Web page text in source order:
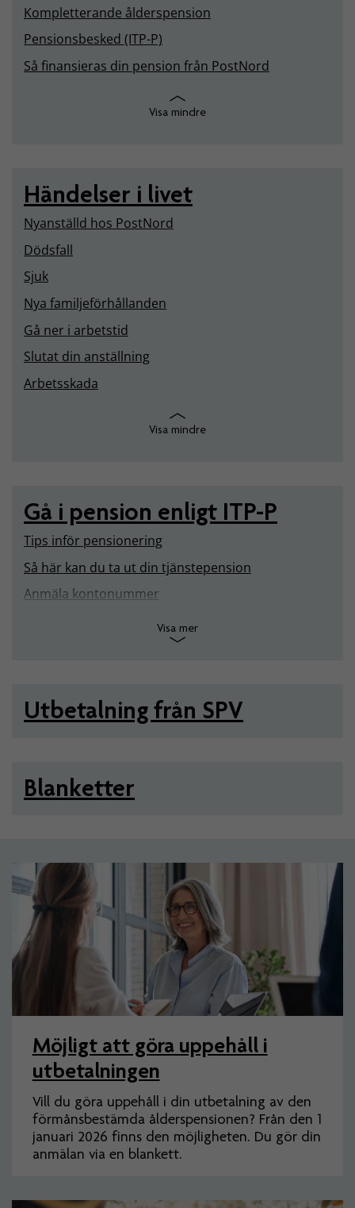
Kompletterande ålderspension
Pensionsbesked (ITP-P)
Så finansieras din pension från PostNord
Visa mindre
Händelser i livet
Nyanställd hos PostNord
Dödsfall
Sjuk
Nya familjeförhållanden
Gå ner i arbetstid
Slutat din anställning
Arbetsskada
Visa mindre
Gå i pension enligt ITP-P
Tips inför pensionering
Så här kan du ta ut din tjänstepension
Anmäla kontonummer
Visa mer
Utbetalning från SPV
Blanketter
Artiklar
Möjligt att göra uppehåll i
utbetalningen
Vill du göra uppehåll i din utbetalning av den
förmånsbestämda ålderspensionen? Från den 1
januari 2026 finns den möjligheten. Du gör din
anmälan via en blankett.